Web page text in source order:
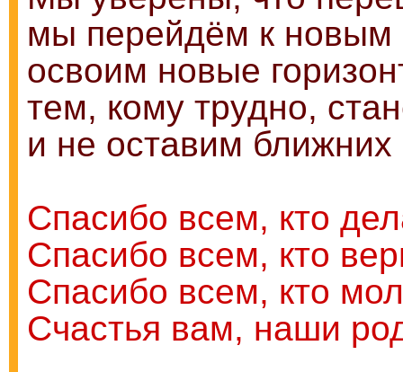
мы перейдём к
освоим новые
тем, кому трудно,
и не оставим ближних
Спасибо всем, кто
Спасибо всем, кто
Спасибо всем, кто
Счастья вам, наши